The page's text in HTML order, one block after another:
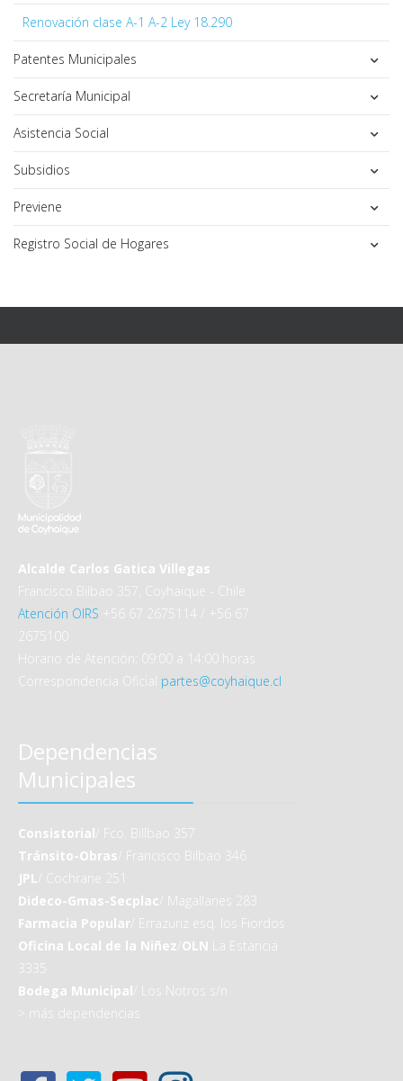
Renovación clase A-1 A-2 Ley 18.290
Patentes Municipales
Secretaría Municipal
Asistencia Social
Subsidios
Previene
Registro Social de Hogares
Alcalde Carlos Gatica Villegas
Francisco Bilbao 357, Coyhaique - Chile
Atención OIRS +56 67 2675114 / +56 67
2675100
Horario de Atención: 09:00 a 14:00 horas
Correspondencia Oficial partes@coyhaique.cl
Dependencias
Municipales
Consistorial / Fco. Billbao 357
Tránsito-Obras / Francisco Bilbao 346
JPL / Cochrane 251
Dideco-Gmas-Secplac / Magallanes 283
Farmacia Popular / Errazuriz esq. los Fiordos
Oficina Local de la Niñez OLN La Estancia
3335
Bodega Municipal / Los Notros s/n
más dependencias